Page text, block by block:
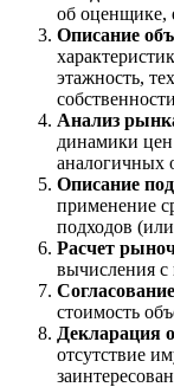
об оценщике,
Описание
этажность,
Анализ
динамики
аналогичных
Описание
применение
подходов
Расчет
вычисления с
стоимость
Декларация
отсутствие